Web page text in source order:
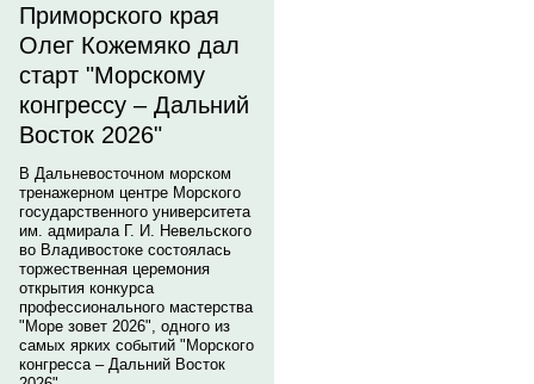
Приморского края
Олег Кожемяко дал
старт "Морскому
конгрессу – Дальний
Восток 2026"
В Дальневосточном морском
тренажерном центре Морского
государственного университета
им. адмирала Г. И. Невельского
во Владивостоке состоялась
торжественная церемония
открытия конкурса
профессионального мастерства
"Море зовет 2026", одного из
самых ярких событий "Морского
конгресса – Дальний Восток